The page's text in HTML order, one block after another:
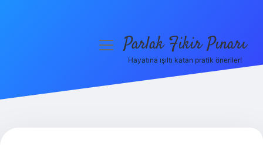
menüyüParlak Fikir Pınarı
Hayatına ışıltı katan pratik öneriler!